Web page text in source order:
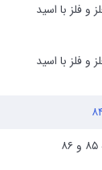
و فلز با اسید
و فلز با اسید